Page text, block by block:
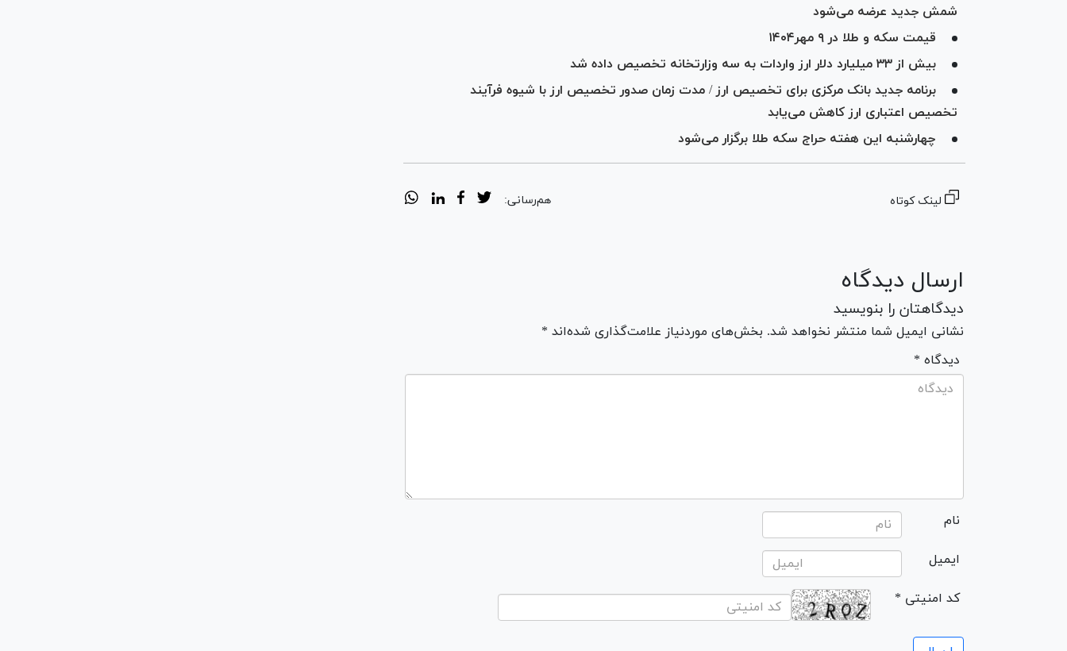
شمش جدید عرضه می‌شود
قیمت سکه و طلا در ۹ مهر۱۴۰۴
بیش از ۳۳ میلیارد دلار ارز واردات به سه وزارتخانه تخصیص داده شد
برنامه جدید بانک مرکزی برای تخصیص ارز / مدت زمان صدور تخصیص ارز با شیوه فرآیند
تخصیص اعتباری ارز کاهش می‌یابد
چهارشنبه این هفته حراج سکه طلا برگزار می‌شود
لینک کوتاه هم‌رسانی:
ارسال دیدگاه
دیدگاهتان را بنویسید
نشانی ایمیل شما منتشر نخواهد شد. بخش‌های موردنیاز علامت‌گذاری شده‌اند *
* دیدگاه
نام
ایمیل
* کد امنیتی